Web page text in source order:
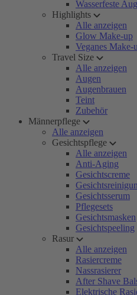
Wasserfeste
Highlights
Alle anzeigen
Glow Make-up
Veganes Make-
Travel Size
Alle anzeigen
Augen
Augenbrauen
Teint
Zubehör
Männerpflege
Alle anzeigen
Gesichtspflege
Alle anzeigen
Anti-Aging
Gesichtscreme
Gesichtsserum
Pflegesets
Gesichtsmasken
Gesichtspeeling
Rasur
Alle anzeigen
Rasiercreme
Nassrasierer
After Shave
Elektrische